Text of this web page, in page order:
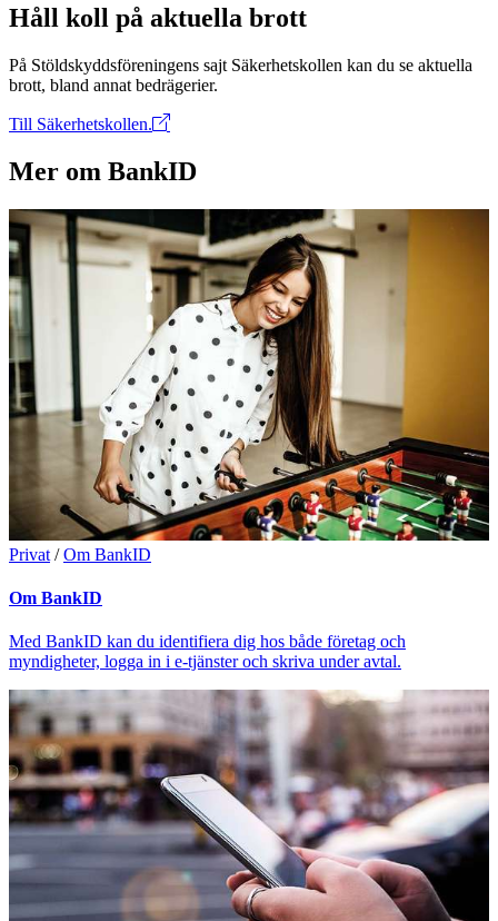
Håll koll på aktuella brott
På Stöldskyddsföreningens sajt Säkerhetskollen kan du se aktuella
brott, bland annat bedrägerier.
Till Säkerhetskollen.
Mer om BankID
Privat /Om BankID
Om BankID
Med BankID kan du identifiera dig hos både företag och
myndigheter, logga in i e-tjänster och skriva under avtal.